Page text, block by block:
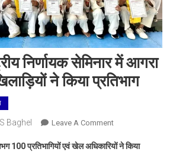
निर्णायक सेमिनार में आगरा
ने किया प्रतिभाग
Baghel Leave A CommentOn
राष्ट्रीय
100 प्रतिभागियों एवं खेल अधिकारियों ने किया